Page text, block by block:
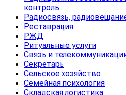
контроль
Радиосвязь,
Реставрация
РЖД
Ритуальные услуги
Связь и
Секретарь
Сельское хозяйство
Семейная психология
Складская логистика